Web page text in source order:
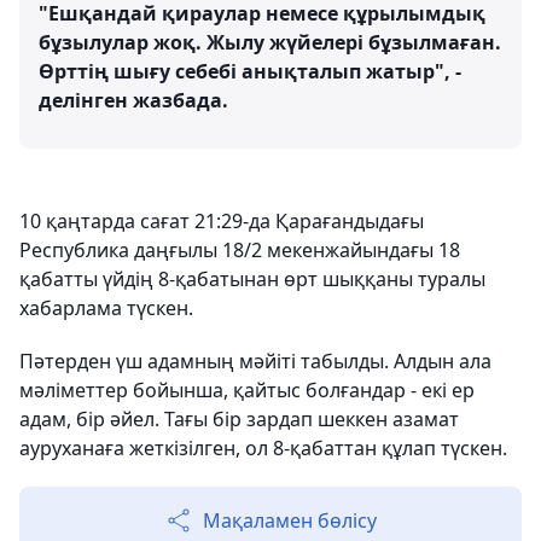
"Ешқандай қираулар немесе құрылымдық
бұзылулар жоқ. Жылу жүйелері бұзылмаған.
Өрттің шығу себебі анықталып жатыр", -
делінген жазбада.
10 қаңтарда сағат 21:29-да Қарағандыдағы
Республика даңғылы 18/2 мекенжайындағы 18
қабатты үйдің 8-қабатынан өрт шыққаны туралы
хабарлама түскен.
Пәтерден үш адамның мәйіті табылды. Алдын ала
мәліметтер бойынша, қайтыс болғандар - екі ер
адам, бір әйел. Тағы бір зардап шеккен азамат
ауруханаға жеткізілген, ол 8-қабаттан құлап түскен.
Мақаламен бөлісу